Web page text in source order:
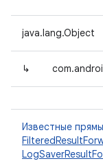
java.lang.Object
↳
Известные